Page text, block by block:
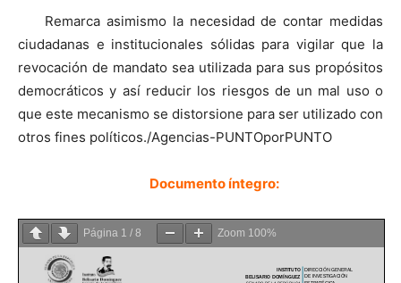
Remarca asimismo la necesidad de contar medidas
ciudadanas e institucionales sólidas para vigilar que la
revocación de mandato sea utilizada para sus propósitos
democráticos y así reducir los riesgos de un mal uso o
que este mecanismo se distorsione para ser utilizado con
otros fines políticos./Agencias-PUNTOporPUNTO
Documento íntegro:
Página 1 / 8 Zoom 100%